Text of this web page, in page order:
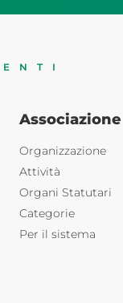
Associazione
Organizzazione
Attività
Organi Statutari
Categorie
Per il sistema